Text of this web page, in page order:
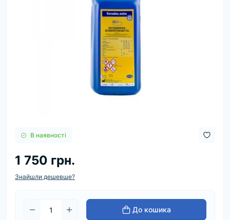
В наявності
1 750 грн.
Знайшли дешевше?
До кошика